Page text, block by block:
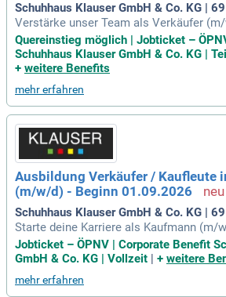
Schuhhaus Klauser GmbH & Co. KG |
Verstärke unser Team als Verkäufer
120 Std.) bei Salamander by
iner Rolle berätst du Kunden, findest das
he und schaffst positive
agerbestand gut organisiert bleibt.
h eine Herzensangelegenheit, und du
sionell um die Kasse. Auch ohne
herzlich willkommen, solange du
st. Wenn du eine Leidenschaft für
reuen wir uns auf deine Bewerbung!
Quereinstieg möglich | Jobticket –
Schuhhaus Klauser GmbH & Co. KG |
+ weitere Benefits
mehr erfahren
Ausbildung Verkäufer / Kaufleute
(m/w/d) - Beginn 01.09.2026
Schuhhaus Klauser GmbH & Co. KG |
Starte deine Karriere als Kaufmann (m/
oder Verkäufer (m/w/d) bei Salamander
eidelberg! In unserer Filiale berätst du
Warenannahme und Kassentätigkeiten.
Jobticket – ÖPNV | Corporate Benefit
GmbH & Co. KG | Vollzeit | + weitere
mehr erfahren